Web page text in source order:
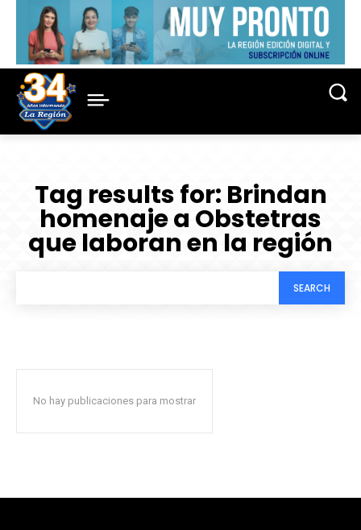
Tag results for: Brindan
homenaje a Obstetras
que laboran en la región
SEARCH
No hay publicaciones para mostrar